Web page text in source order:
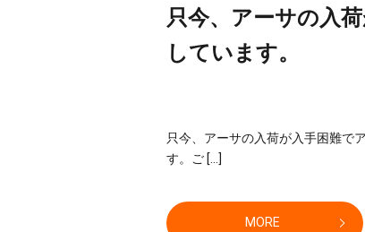
只今、アーサの入
しています。
只今、アーサの入荷が入手困難で
す。ご […]
MORE